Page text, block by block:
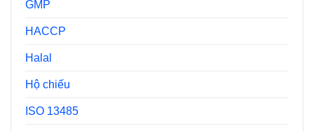
GMP
HACCP
Halal
Hộ chiếu
ISO 13485